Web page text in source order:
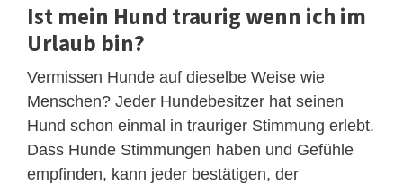
Ist mein Hund traurig wenn ich im
Urlaub bin?
Vermissen Hunde auf dieselbe Weise wie
Menschen? Jeder Hundebesitzer hat seinen
Hund schon einmal in trauriger Stimmung erlebt.
Dass Hunde Stimmungen haben und Gefühle
empfinden, kann jeder bestätigen, der